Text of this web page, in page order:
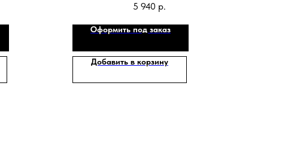
5 940 р.
Оформить под заказ
Добавить в корзину